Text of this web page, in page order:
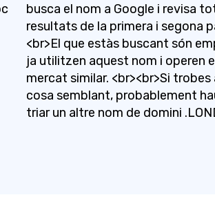
busca el nom a Google i revisa
resultats de la primera i segona
<br>El que estàs buscant són
ja utilitzen aquest nom i operen
mercat similar. <br><br>Si trobes
cosa semblant, probablement
triar un altre nom de domini